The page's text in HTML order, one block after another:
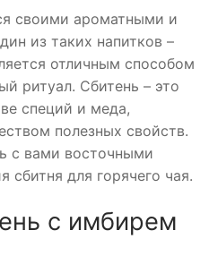
своими ароматными и
из таких напитков –
отличным способом
ритуал. Сбитень – это
специй и меда,
полезных свойств.
с вами восточными
сбитня для горячего чая.
с имбирем